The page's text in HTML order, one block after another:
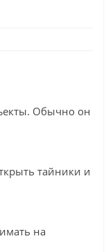
Обычно он
тайники и
на